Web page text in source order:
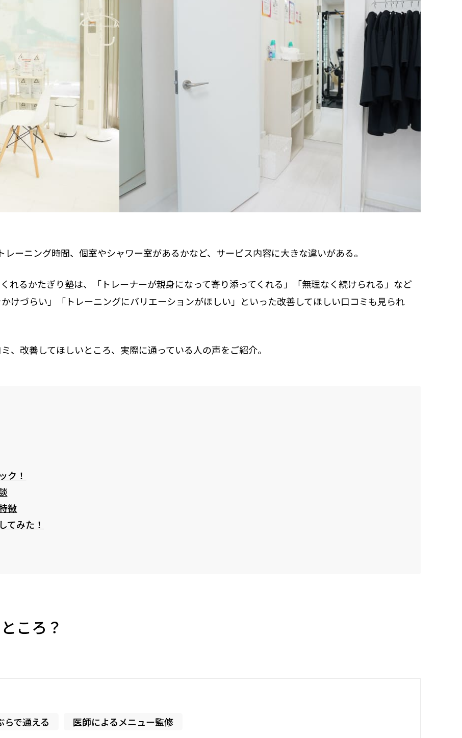
ーニング時間、個室やシャワー室があるかなど、サービス内容に大きな違いがある。
れるかたぎり塾は、「トレーナーが親身になって寄り添ってくれる」「無理なく続けられる」など
けづらい」「トレーニングにバリエーションがほしい」といった改善してほしい口コミも見られ
、改善してほしいところ、実際に通っている人の声をご紹介。
ク！
徴
てみた！
ころ？
らで通える 医師によるメニュー監修